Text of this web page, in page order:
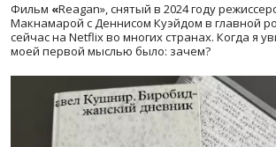
Фильм «Reagan», снятый в 2024 году
Макнамарой с Деннисом Куэйдом в главной
сейчас на Netflix во многих странах. Когда я
моей первой мыслью было: зачем?